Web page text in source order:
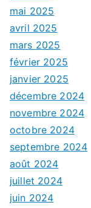
mai 2025
avril 2025
mars 2025
février 2025
janvier 2025
décembre 2024
novembre 2024
octobre 2024
septembre 2024
août 2024
juillet 2024
juin 2024